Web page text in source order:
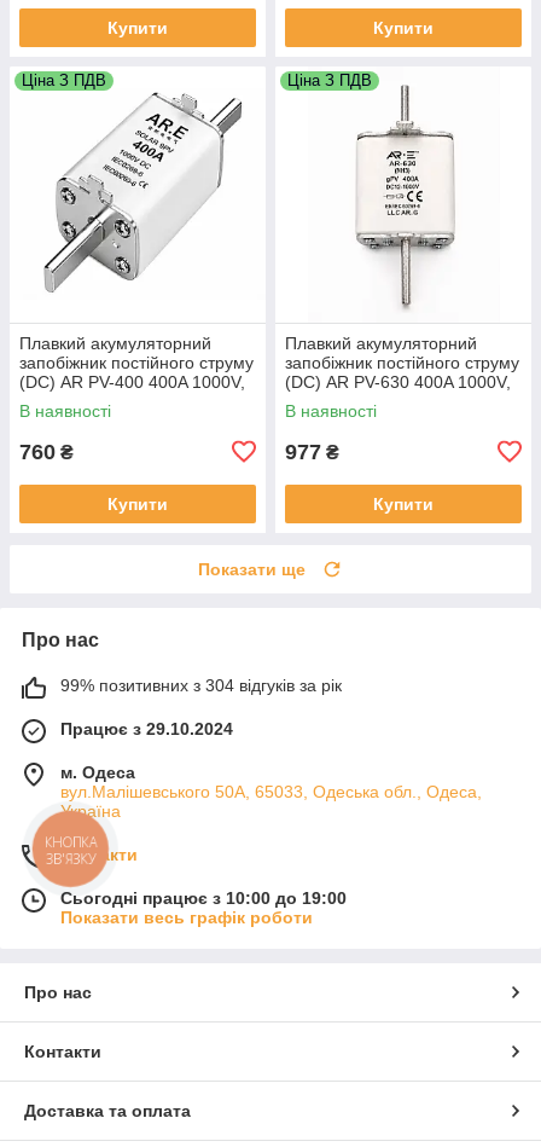
Купити Купити
Ціна З ПДВ
Плавкий акумуляторний
запобіжник постійного струму
(DC) AR PV-400 400A 1000V,
В наявності
760 ₴
Купити
Ціна З ПДВ
Плавкий акумуляторний
запобіжник постійного струму
(DC) AR PV-630 400A 1000V,
В наявності
977 ₴
Купити
Показати ще
Про нас
99% позитивних з 304 відгуків за рік
Працює з 29.10.2024
м. Одеса
вул.Малішевського 50А, 65033, Одеська обл., Одеса,
Україна
Контакти
Сьогодні працює з 10:00 до 19:00
Показати весь графік роботи
Про нас
Контакти
Доставка та оплата
КНОПКА
ЗВ'ЯЗКУ